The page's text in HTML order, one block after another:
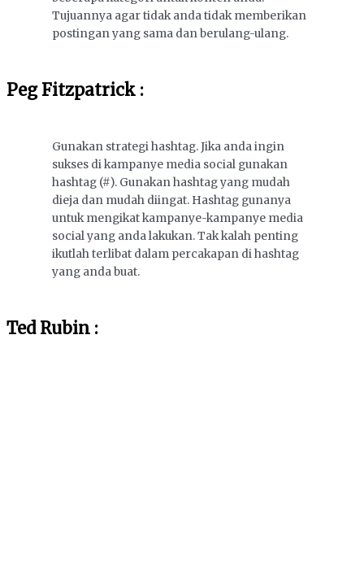
Tujuannya agar tidak anda tidak memberikan
postingan yang sama dan berulang-ulang.
Peg Fitzpatrick :
Gunakan strategi hashtag. Jika anda ingin
sukses di kampanye media social gunakan
hashtag (#). Gunakan hashtag yang mudah
dieja dan mudah diingat. Hashtag gunanya
untuk mengikat kampanye-kampanye media
social yang anda lakukan. Tak kalah penting
ikutlah terlibat dalam percakapan di hashtag
yang anda buat.
Ted Rubin :